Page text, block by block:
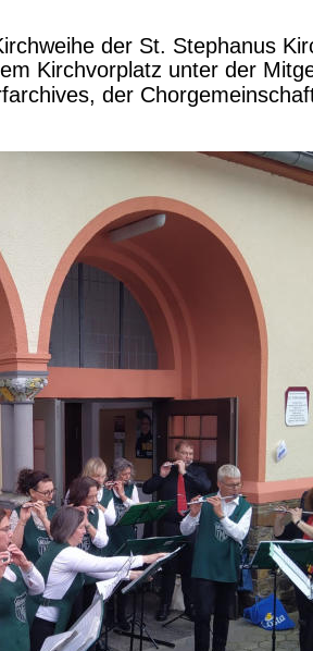
der St. Stephanus
Kirchvorplatz unter der
der